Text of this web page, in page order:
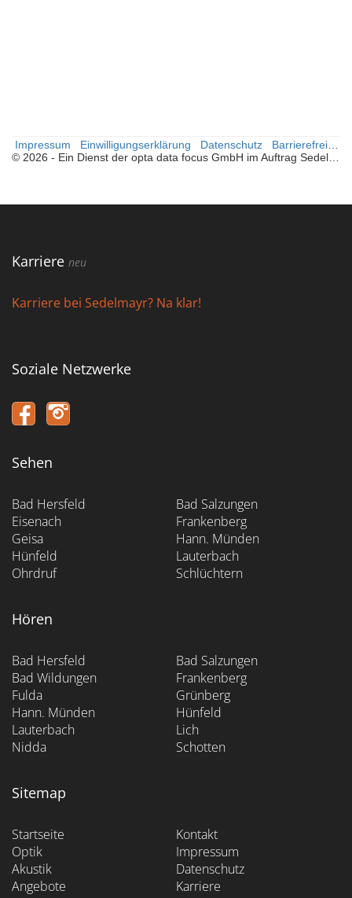
Karriere neu
Karriere bei Sedelmayr? Na klar!
Soziale Netzwerke
Sehen
Bad Hersfeld
Bad Salzungen
Eisenach
Frankenberg
Geisa
Hann. Münden
Hünfeld
Lauterbach
Ohrdruf
Schlüchtern
Hören
Bad Hersfeld
Bad Salzungen
Bad Wildungen
Frankenberg
Fulda
Grünberg
Hann. Münden
Hünfeld
Lauterbach
Lich
Nidda
Schotten
Sitemap
Startseite
Kontakt
Optik
Impressum
Akustik
Datenschutz
Angebote
Karriere
Kundenbewertungen und Erfahrungen zu